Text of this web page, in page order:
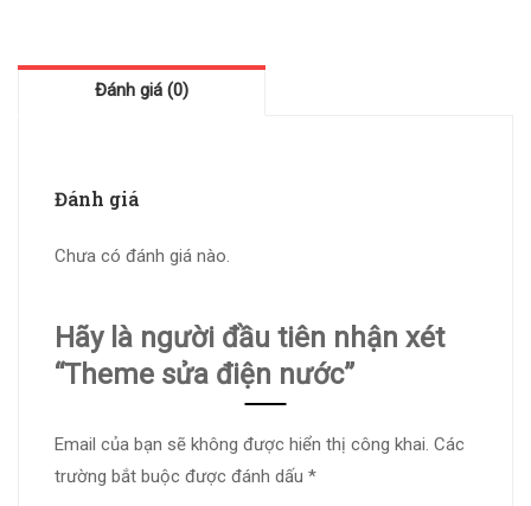
Đánh giá (0)
Đánh giá
Chưa có đánh giá nào.
Hãy là người đầu tiên nhận xét
“Theme sửa điện nước”
Email của bạn sẽ không được hiển thị công khai. Các
trường bắt buộc được đánh dấu *